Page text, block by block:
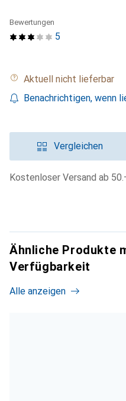
5
Bewertungen
Aktuell nicht lieferbar
Benachrichtigen, wenn
Vergleichen
Kostenloser Versand ab
Ähnliche Produkte
Verfügbarkeit
Alle anzeigen